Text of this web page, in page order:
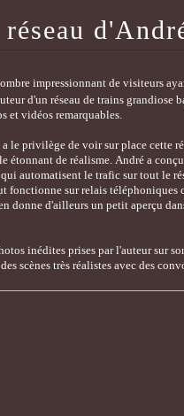
impressionnant de visiteurs
d'un réseau de trains
et vidéos remarquables.
le privilège de voir sur place cette
étonnant de réalisme. André a
automatisent le trafic sur tout le
fonctionne sur relais téléphoniques
donne d'ailleurs un petit aperçu
inédites prises par l'auteur sur
scènes très réalistes avec des